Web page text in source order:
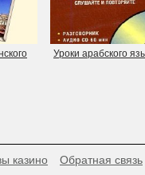
Уроки арабского
казино Обратная связь